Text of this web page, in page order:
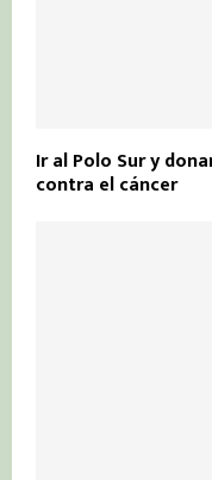
Ir al Polo Sur y
contra el cáncer